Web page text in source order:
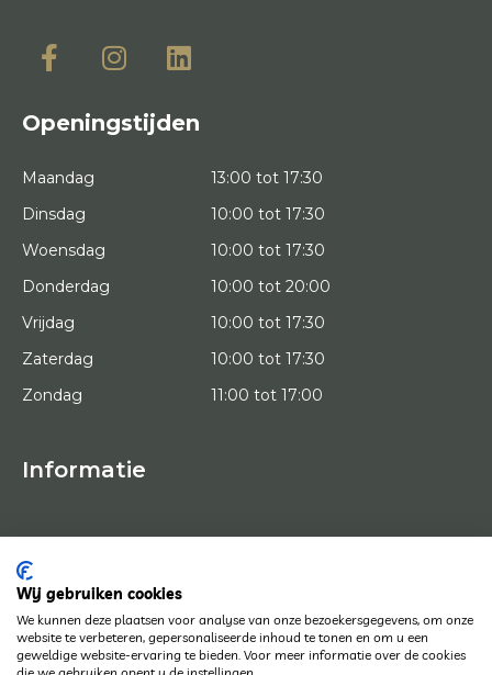
Openingstijden
Maandag
13:00 tot 17:30
Dinsdag
10:00 tot 17:30
Woensdag
10:00 tot 17:30
Donderdag
10:00 tot 20:00
Vrijdag
10:00 tot 17:30
Zaterdag
10:00 tot 17:30
Zondag
11:00 tot 17:00
Informatie
HOME
KUNSTENAARS
KUNSTWERKEN
HOE WERKT HET
NEWS
CONTACT
Wij gebruiken cookies
We kunnen deze plaatsen voor analyse van onze bezoekersgegevens, om onze
website te verbeteren, gepersonaliseerde inhoud te tonen en om u een
geweldige website-ervaring te bieden. Voor meer informatie over de cookies